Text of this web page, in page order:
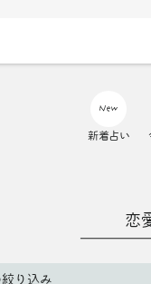
新着占い
恋
り込み